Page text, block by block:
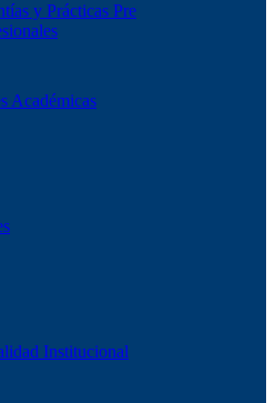
y Prácticas Pre
Académicas
Institucional